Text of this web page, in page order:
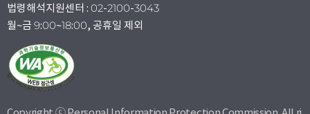
법령해석지원센터 : 02-2100-3043
월~금 9:00~18:00, 공휴일 제외